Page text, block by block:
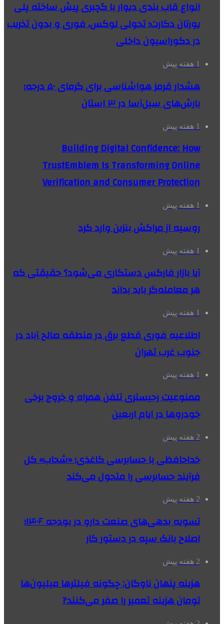
انواع قاب بندی دیوار با گچبری پیش ساخته پلی
یورتان دکارت؛ تحولی لوکس، فوری و بدون تخریب
در دکوراسیون داخلی
1 هفته پیش
هشدار قرمز هواشناسی برای گرمای ۵۰ درجه؛
بارش‌های سیل‌آسا در ۳ استان
1 هفته پیش
Building Digital Confidence: How
TrustEmblem Is Transforming Online
Verification and Consumer Protection
1 هفته پیش
روسیه از مراکش بنزین وارد کرد
1 هفته پیش
آیا بازار فارکس دستکاری می‌شود؟ حقیقتی که
هر معامله‌گر باید بداند
1 هفته پیش
اطلاعیه فوری قطع برق در منطقه صالح آباد در
جنوب غرب تهران
1 هفته پیش
ممنوعیت رجیستری تلفن همراه و خروج برخی
خودروها در ایام اربعین
2 هفته پیش
خداحافظی با حسابرسی کاغذی؛ «شحاب» کل
فرآیند حسابرسی را متحول می‌کند
2 هفته پیش
تسویه بدهی‌های صنعت دارو در بودجه ۱۴۰۶؛
اصلاح بانک سپه در دستور کار
2 هفته پیش
هزینه پنهان ناوگان: چگونه فیلترها میلیون‌ها
تومان هزینه تعمیر را صفر می‌کنند?